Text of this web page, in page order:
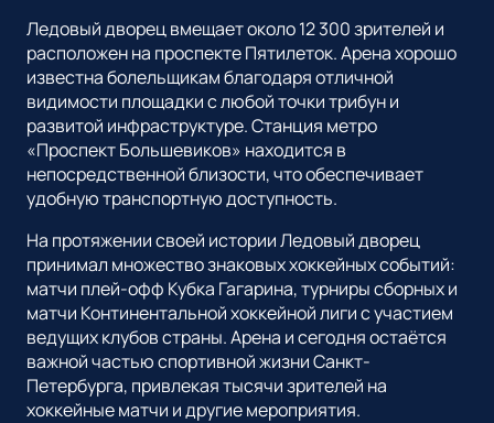
Ледовый дворец вмещает около 12 300 зрителей и
расположен на проспекте Пятилеток. Арена хорошо
известна болельщикам благодаря отличной
видимости площадки с любой точки трибун и
развитой инфраструктуре. Станция метро
«Проспект Большевиков» находится в
непосредственной близости, что обеспечивает
удобную транспортную доступность.
На протяжении своей истории Ледовый дворец
принимал множество знаковых хоккейных событий:
матчи плей-офф Кубка Гагарина, турниры сборных и
матчи Континентальной хоккейной лиги с участием
ведущих клубов страны. Арена и сегодня остаётся
важной частью спортивной жизни Санкт-
Петербурга, привлекая тысячи зрителей на
хоккейные матчи и другие мероприятия.